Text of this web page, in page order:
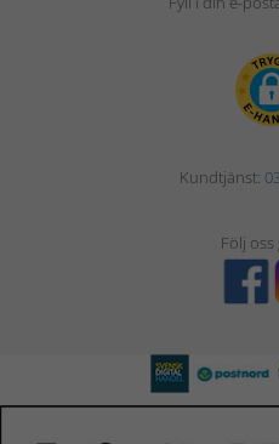
Kundtjänst:
Följ oss